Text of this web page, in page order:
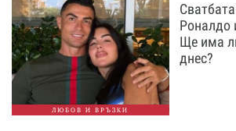
ЛЮБОВ И ВРЪЗКИ
Ще има
днес?